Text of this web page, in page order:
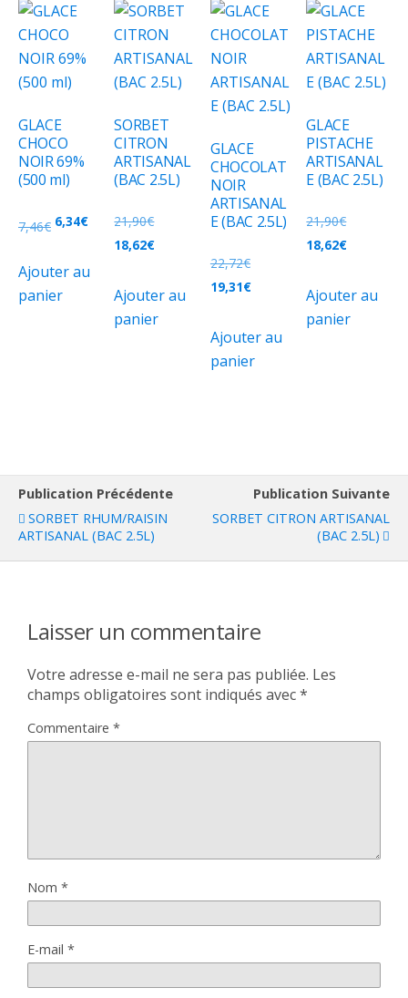
GLACE
CHOCO
NOIR 69%
(500 ml)
7,46€ 6,34€
Ajouter au
panier
SORBET
CITRON
ARTISANAL
(BAC 2.5L)
21,90€
18,62€
Ajouter au
panier
GLACE
CHOCOLAT
NOIR
ARTISANAL
E (BAC 2.5L)
22,72€
19,31€
Ajouter au
panier
GLACE
PISTACHE
ARTISANAL
E (BAC 2.5L)
21,90€
18,62€
Ajouter au
panier
Publication Précédente
SORBET RHUM/RAISIN
ARTISANAL (BAC 2.5L)
Publication Suivante
SORBET CITRON ARTISANAL
(BAC 2.5L)
Laisser un commentaire
Votre adresse e-mail ne sera pas publiée. Les
champs obligatoires sont indiqués avec*
Commentaire *
Nom *
E-mail *